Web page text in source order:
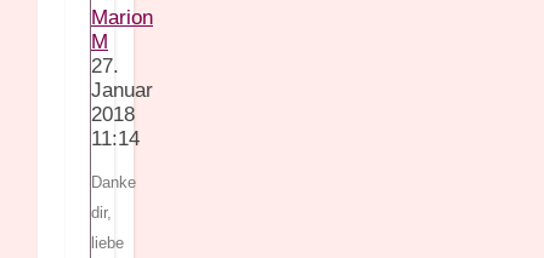
Marion
M
27.
Januar
2018
11:14
Danke
dir,
liebe